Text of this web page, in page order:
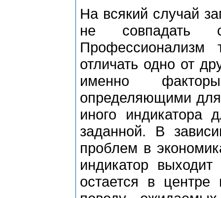
На всякий случай
не совпадать с
отличать одно от
именно
определяющими
иного индикатора
заданной. В
проблем в
индикатор
остается в центре